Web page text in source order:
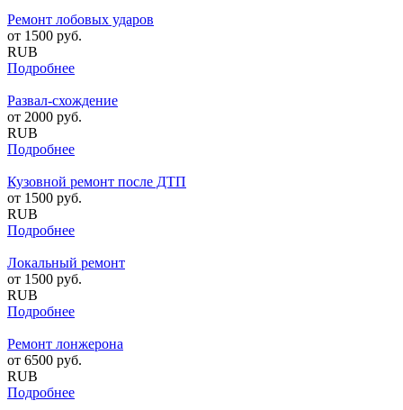
Ремонт лобовых ударов
от 1500 руб.
RUB
Подробнее
Развал-схождение
от 2000 руб.
RUB
Подробнее
Кузовной ремонт после ДТП
от 1500 руб.
RUB
Подробнее
Локальный ремонт
от 1500 руб.
RUB
Подробнее
Ремонт лонжерона
от 6500 руб.
RUB
Подробнее